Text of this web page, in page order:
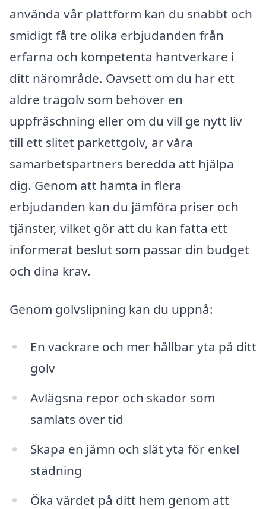
använda vår plattform kan du snabbt och
smidigt få tre olika erbjudanden från
erfarna och kompetenta hantverkare i
ditt närområde. Oavsett om du har ett
äldre trägolv som behöver en
uppfräschning eller om du vill ge nytt liv
till ett slitet parkettgolv, är våra
samarbetspartners beredda att hjälpa
dig. Genom att hämta in flera
erbjudanden kan du jämföra priser och
tjänster, vilket gör att du kan fatta ett
informerat beslut som passar din budget
och dina krav.
Genom golvslipning kan du uppnå:
En vackrare och mer hållbar yta på ditt
golv
Avlägsna repor och skador som
samlats över tid
Skapa en jämn och slät yta för enkel
städning
Öka värdet på ditt hem genom att